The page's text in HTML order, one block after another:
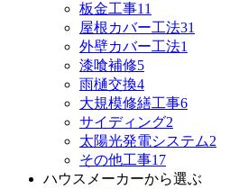
板金工事11
屋根カバー工法31
外壁カバー工法1
漆喰補修5
雨樋交換4
大規模修繕工事6
サイディング2
太陽光発電システム2
その他工事17
ハウスメーカーから選ぶ